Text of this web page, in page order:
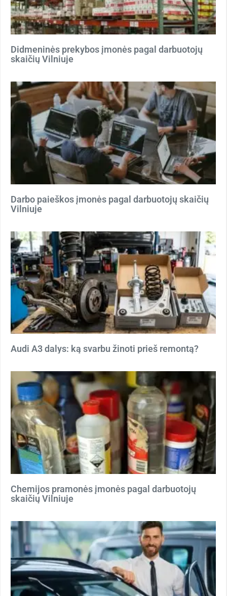
Didmeninės prekybos įmonės pagal darbuotojų
skaičių Vilniuje
Darbo paieškos įmonės pagal darbuotojų skaičių
Vilniuje
Audi A3 dalys: ką svarbu žinoti prieš remontą?
Chemijos pramonės įmonės pagal darbuotojų
skaičių Vilniuje